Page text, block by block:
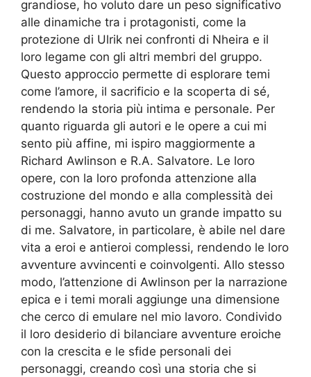
grandiose, ho voluto dare un peso significativo
alle dinamiche tra i protagonisti, come la
protezione di Ulrik nei confronti di Nheira e il
loro legame con gli altri membri del gruppo.
Questo approccio permette di esplorare temi
come l’amore, il sacrificio e la scoperta di sé,
rendendo la storia più intima e personale. Per
quanto riguarda gli autori e le opere a cui mi
sento più affine, mi ispiro maggiormente a
Richard Awlinson e R.A. Salvatore. Le loro
opere, con la loro profonda attenzione alla
costruzione del mondo e alla complessità dei
personaggi, hanno avuto un grande impatto su
di me. Salvatore, in particolare, è abile nel dare
vita a eroi e antieroi complessi, rendendo le loro
avventure avvincenti e coinvolgenti. Allo stesso
modo, l’attenzione di Awlinson per la narrazione
epica e i temi morali aggiunge una dimensione
che cerco di emulare nel mio lavoro. Condivido
il loro desiderio di bilanciare avventure eroiche
con la crescita e le sfide personali dei
personaggi, creando così una storia che si